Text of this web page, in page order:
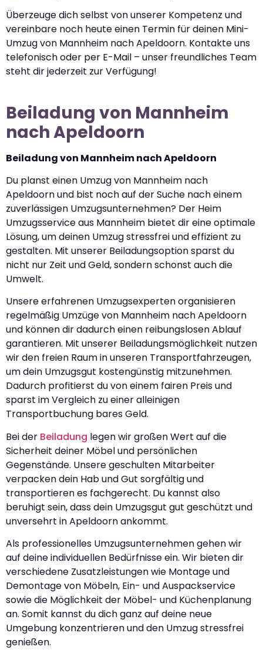
Überzeuge dich selbst von unserer Kompetenz und
vereinbare noch heute einen Termin für deinen Mini-
Umzug von Mannheim nach Apeldoorn. Kontakte uns
telefonisch oder per E-Mail – unser freundliches Team
steht dir jederzeit zur Verfügung!
Beiladung von Mannheim
nach Apeldoorn
Beiladung von Mannheim nach Apeldoorn
Du planst einen Umzug von Mannheim nach
Apeldoorn und bist noch auf der Suche nach einem
zuverlässigen Umzugsunternehmen? Der Heim
Umzugsservice aus Mannheim bietet dir eine optimale
Lösung, um deinen Umzug stressfrei und effizient zu
gestalten. Mit unserer Beiladungsoption sparst du
nicht nur Zeit und Geld, sondern schonst auch die
Umwelt.
Unsere erfahrenen Umzugsexperten organisieren
regelmäßig Umzüge von Mannheim nach Apeldoorn
und können dir dadurch einen reibungslosen Ablauf
garantieren. Mit unserer Beiladungsmöglichkeit nutzen
wir den freien Raum in unseren Transportfahrzeugen,
um dein Umzugsgut kostengünstig mitzunehmen.
Dadurch profitierst du von einem fairen Preis und
sparst im Vergleich zu einer alleinigen
Transportbuchung bares Geld.
Bei der Beiladung legen wir großen Wert auf die
Sicherheit deiner Möbel und persönlichen
Gegenstände. Unsere geschulten Mitarbeiter
verpacken dein Hab und Gut sorgfältig und
transportieren es fachgerecht. Du kannst also
beruhigt sein, dass dein Umzugsgut gut geschützt und
unversehrt in Apeldoorn ankommt.
Als professionelles Umzugsunternehmen gehen wir
auf deine individuellen Bedürfnisse ein. Wir bieten dir
verschiedene Zusatzleistungen wie Montage und
Demontage von Möbeln, Ein- und Auspackservice
sowie die Möglichkeit der Möbel- und Küchenplanung
an. Somit kannst du dich ganz auf deine neue
Umgebung konzentrieren und den Umzug stressfrei
genießen.